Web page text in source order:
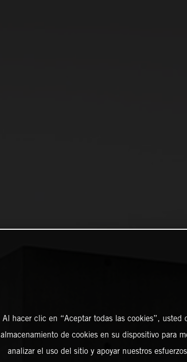
Al hacer clic en “Aceptar todas las cookies”, usted
almacenamiento de cookies en su dispositivo para
analizar el uso del sitio y apoyar nuestros